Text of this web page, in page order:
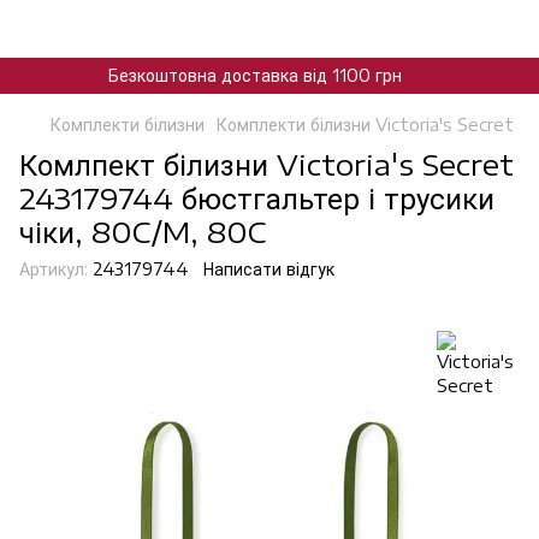
Безкоштовна доставка від 1100 грн
Комплекти білизни Комплекти білизни Victoria's Secret
Комлпект білизни Victoria's Secret
243179744 бюстгальтер і трусики
чіки, 80C/M, 80C
Артикул: 243179744 Написати відгук